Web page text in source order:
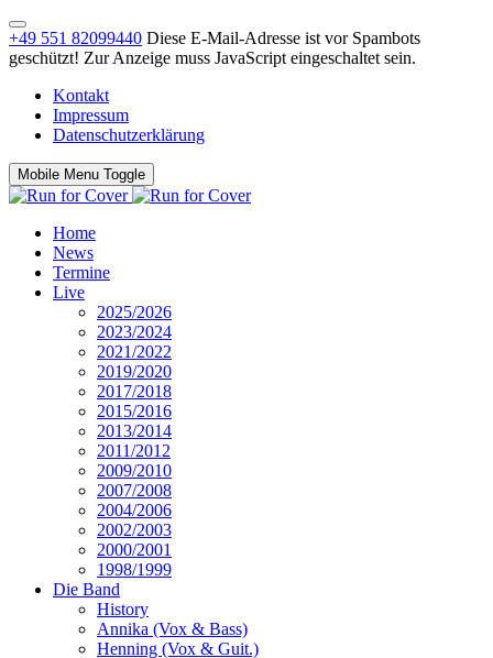
+49 551 82099440 Diese E-Mail-Adresse ist vor Spambots
geschützt! Zur Anzeige muss JavaScript eingeschaltet sein.
Kontakt
Impressum
Datenschutzerklärung
Mobile Menu Toggle
Home
News
Termine
Live
2025/2026
2023/2024
2021/2022
2019/2020
2017/2018
2015/2016
2013/2014
2011/2012
2009/2010
2007/2008
2004/2006
2002/2003
2000/2001
1998/1999
Die Band
History
Annika (Vox & Bass)
Henning (Vox & Guit.)